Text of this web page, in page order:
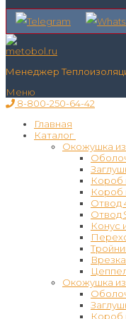
Менеджер
Меню
8-800-250-64-42
Главная
Каталог
Окожушка из
Короб
Короб
Отвод
Отвод
Конус
Окожушка
Короб